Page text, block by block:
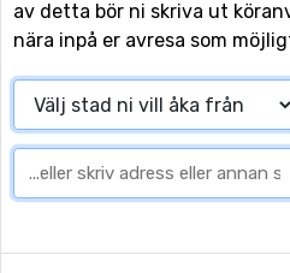
av detta bör ni skriva ut
nära inpå er avresa som